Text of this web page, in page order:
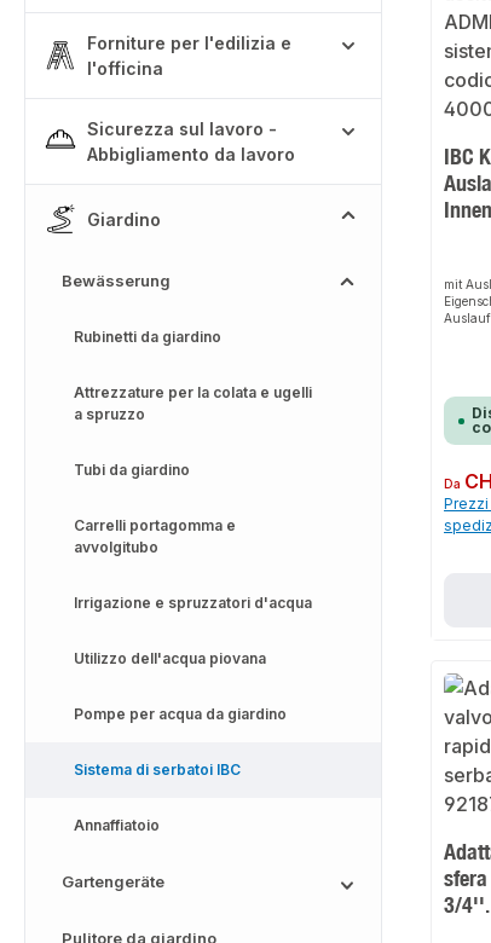
Forniture per l'edilizia e
l'officina
Sicurezza sul lavoro -
Abbigliamento da lavoro
Giardino
Bewässerung
Rubinetti da giardino
Attrezzature per la colata e ugelli
a spruzzo
Tubi da giardino
Carrelli portagomma e
avvolgitubo
Irrigazione e spruzzatori d'acqua
Utilizzo dell'acqua piovana
Pompe per acqua da giardino
Sistema di serbatoi IBC
Annaffiatoio
Gartengeräte
Pulitore da giardino
IBC
mit
Prezzo
Da
Prezzi
3/4''.